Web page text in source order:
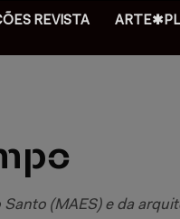
REVISTA
(MAES) e da